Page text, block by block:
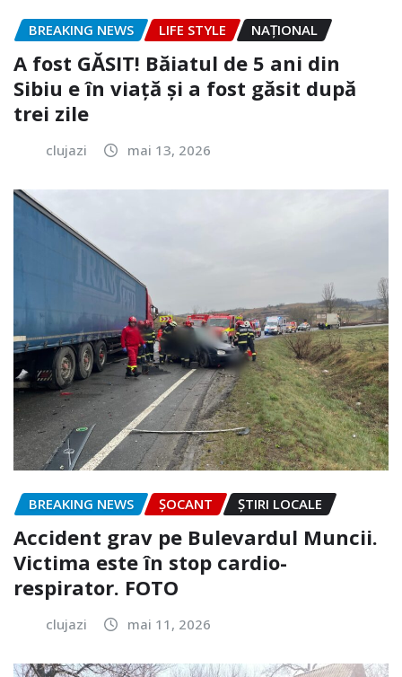
BREAKING NEWS LIFE STYLE NAŢIONAL
A fost GĂSIT! Băiatul de 5 ani din
Sibiu e în viață și a fost găsit după
trei zile
clujazi mai 13, 2026
BREAKING NEWS ȘOCANT ȘTIRI LOCALE
Accident grav pe Bulevardul Muncii.
Victima este în stop cardio-
respirator. FOTO
clujazi mai 11, 2026